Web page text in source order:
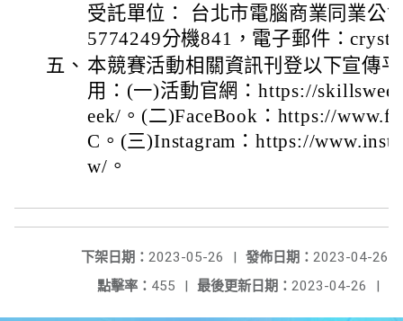
受託單位： 台北市電腦商業同業公
5774249分機841，電子郵件：
五、 本競賽活動相關資訊刊登以下宣傳
用：(一)活動官網：https://
eek/。(二)FaceBook：https://
C。(三)Instagram：https://
w/。
發佈日期： 2023-04-26
下架日期： 2023-05-26
|
最後更新日期： 2023-04-26 |
點擊率： 455 |